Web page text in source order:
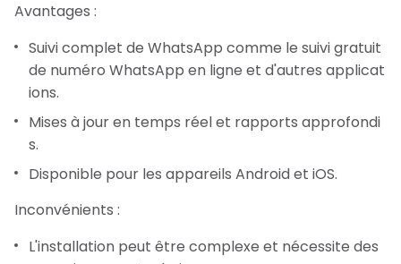
Avantages :
Suivi complet de WhatsApp comme le suivi gratuit
de numéro WhatsApp en ligne et d'autres applicat
ions.
Mises à jour en temps réel et rapports approfondi
s.
Disponible pour les appareils Android et iOS.
Inconvénients :
L'installation peut être complexe et nécessite des